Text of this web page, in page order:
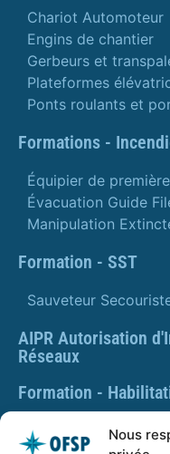
Nous
Chariot Automoteur
Engins de chantier
Gerbeurs et
Plateformes
Ponts roulants et
Formations -
Équipier de
Évacuation Guide
Manipulation
Formation - SST
Sauveteur
AIPR Autorisation
Réseaux
Formation -
Formation - Gestes